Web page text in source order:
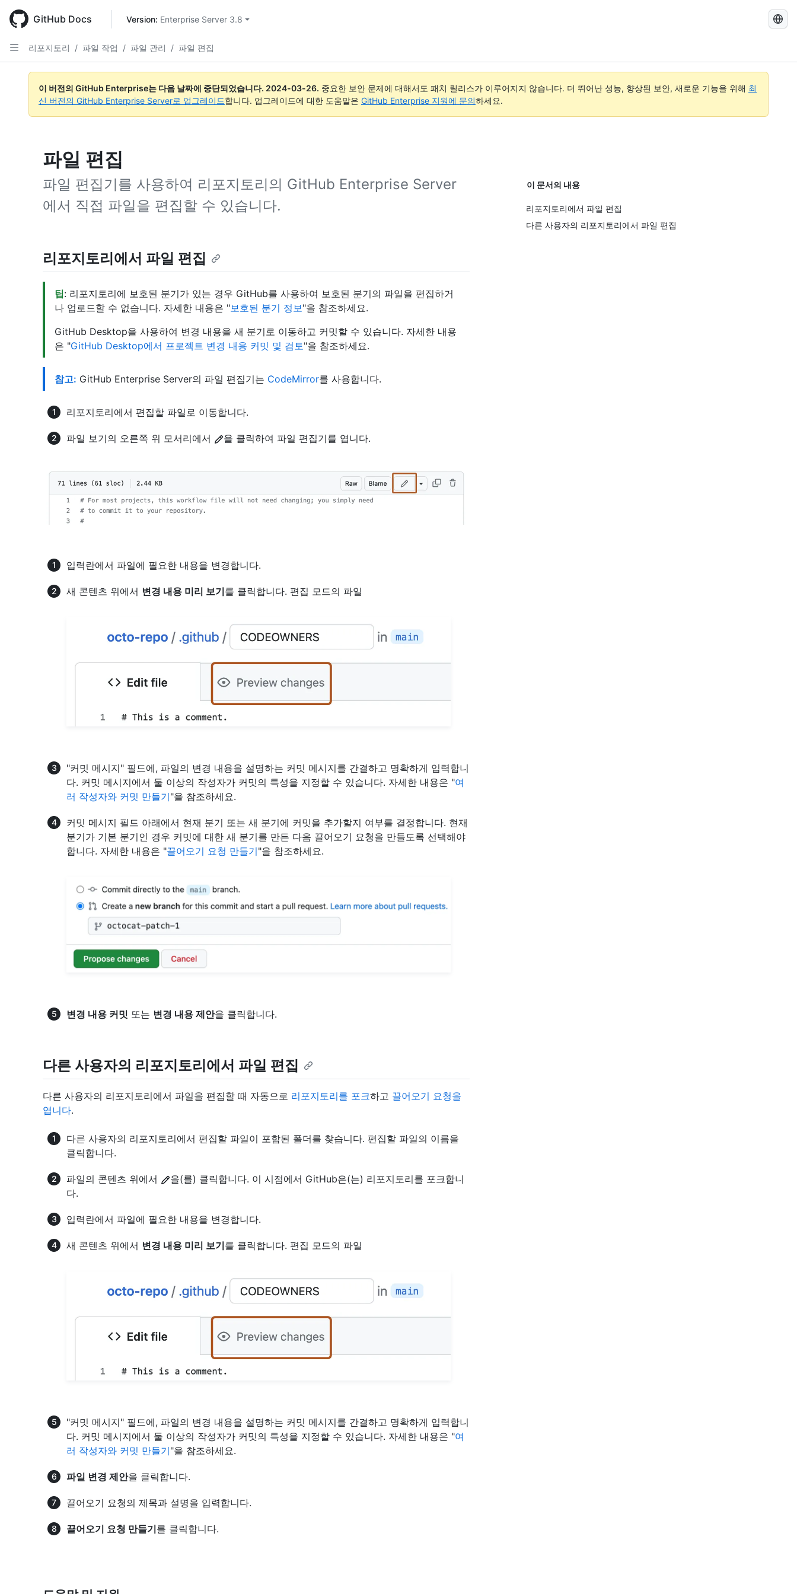
main
content
GitHub Docs Version: Enterprise Server 3.8
GitHub
색
리포지토리 / 파일 작업 / 파일 관리 / 파일 편집
이 버전의 GitHub Enterprise는 다음 날짜에 중단되었습니다. 2024-03-26. 중요한 보안 문제에 대해서도 패치 릴리스가 이루어지지 않습니다. 더 뛰어난 성능, 향상된 보안, 새로운 기능을 위해 최
신 버전의 GitHub Enterprise Server로 업그레이드합니다. 업그레이드에 대한 도움말은 GitHub Enterprise 지원에 문의하세요.
파일 편집
파일 편집기를 사용하여 리포지토리의 GitHub Enterprise Server
에서 직접 파일을 편집할 수 있습니다.
이 문서의 내용
리포지토리에서 파일 편집
다른 사용자의 리포지토리에서 파일 편집
리포지토리에서 파일 편집
팁: 리포지토리에 보호된 분기가 있는 경우 GitHub를 사용하여 보호된 분기의 파일을 편집하거
나 업로드할 수 없습니다. 자세한 내용은 "보호된 분기 정보"을 참조하세요.
GitHub Desktop을 사용하여 변경 내용을 새 분기로 이동하고 커밋할 수 있습니다. 자세한 내용
은 "GitHub Desktop에서 프로젝트 변경 내용 커밋 및 검토"을 참조하세요.
참고: GitHub Enterprise Server의 파일 편집기는 CodeMirror를 사용합니다.
리포지토리에서 편집할 파일로 이동합니다.
파일 보기의 오른쪽 위 모서리에서 을 클릭하여 파일 편집기를 엽니다.
입력란에서 파일에 필요한 내용을 변경합니다.
새 콘텐츠 위에서 변경 내용 미리 보기를 클릭합니다. 편집 모드의 파일
"커밋 메시지" 필드에, 파일의 변경 내용을 설명하는 커밋 메시지를 간결하고 명확하게 입력합니
다. 커밋 메시지에서 둘 이상의 작성자가 커밋의 특성을 지정할 수 있습니다. 자세한 내용은 "여
러 작성자와 커밋 만들기"을 참조하세요.
커밋 메시지 필드 아래에서 현재 분기 또는 새 분기에 커밋을 추가할지 여부를 결정합니다. 현재
분기가 기본 분기인 경우 커밋에 대한 새 분기를 만든 다음 끌어오기 요청을 만들도록 선택해야
합니다. 자세한 내용은 "끌어오기 요청 만들기"을 참조하세요.
변경 내용 커밋 또는 변경 내용 제안을 클릭합니다.
다른 사용자의 리포지토리에서 파일 편집
다른 사용자의 리포지토리에서 파일을 편집할 때 자동으로 리포지토리를 포크하고 끌어오기 요청을
엽니다.
다른 사용자의 리포지토리에서 편집할 파일이 포함된 폴더를 찾습니다. 편집할 파일의 이름을
클릭합니다.
파일의 콘텐츠 위에서
을(를) 클릭합니다. 이 시점에서 GitHub은(는) 리포지토리를 포크합니
다.
입력란에서 파일에 필요한 내용을 변경합니다.
새 콘텐츠 위에서 변경 내용 미리 보기를 클릭합니다. 편집 모드의 파일
"커밋 메시지" 필드에, 파일의 변경 내용을 설명하는 커밋 메시지를 간결하고 명확하게 입력합니
다. 커밋 메시지에서 둘 이상의 작성자가 커밋의 특성을 지정할 수 있습니다. 자세한 내용은 "여
러 작성자와 커밋 만들기"을 참조하세요.
파일 변경 제안을 클릭합니다.
끌어오기 요청의 제목과 설명을 입력합니다.
끌어오기 요청 만들기를 클릭합니다.